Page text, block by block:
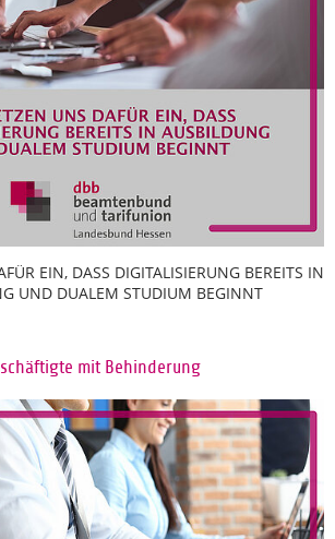
EIN, DASS DIGITALISIERUNG BEREITS IN
UND DUALEM STUDIUM BEGINNT
mit Behinderung